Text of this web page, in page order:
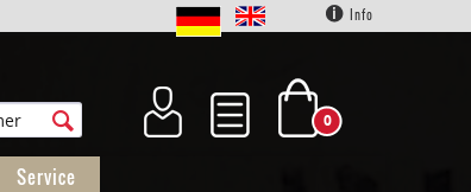
Info
0
Service